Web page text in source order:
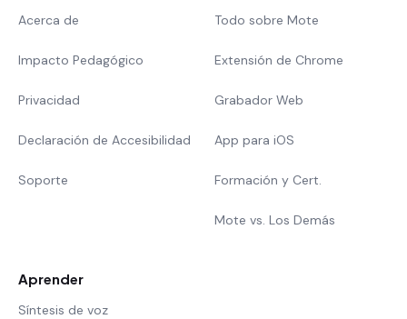
Acerca de
Impacto Pedagógico
Privacidad
Declaración de Accesibilidad
Soporte
Todo sobre Mote
Extensión de Chrome
Grabador Web
App para iOS
Formación y Cert.
Mote vs. Los Demás
Aprender
Síntesis de voz